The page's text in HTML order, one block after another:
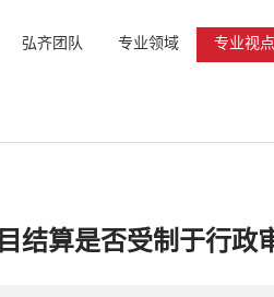
弘齐团队 专业领域 专业视点
结算是否受制于行政